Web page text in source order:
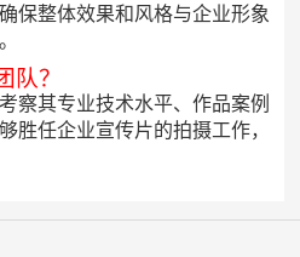
保整体效果和风格与企业形象
队？
察其专业技术水平、作品案例
胜任企业宣传片的拍摄工作，